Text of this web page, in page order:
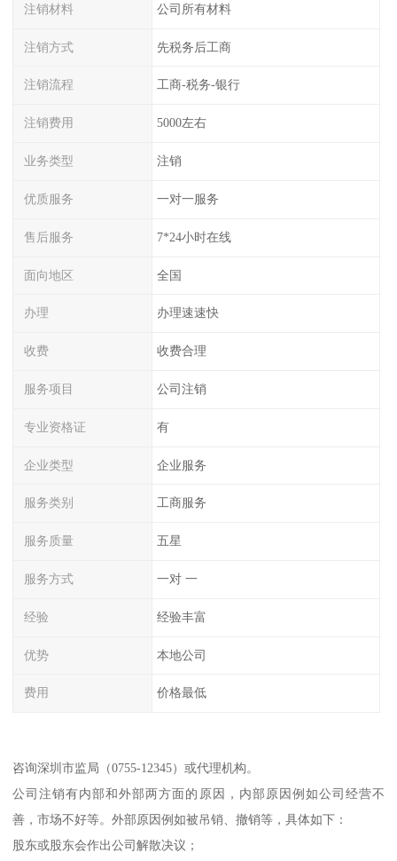
注销材料 公司所有材料
注销方式 先税务后工商
注销流程 工商-税务-银行
注销费用 5000左右
业务类型 注销
优质服务 一对一服务
售后服务 7*24小时在线
面向地区 全国
办理 办理速速快
收费 收费合理
服务项目 公司注销
专业资格证 有
企业类型 企业服务
服务类别 工商服务
服务质量 五星
服务方式 一对 一
经验 经验丰富
优势 本地公司
费用 价格最低
咨询深圳市监局（0755-12345）或代理机构。
公司注销有内部和外部两方面的原因，内部原因例如公司经营不
善，市场不好等。外部原因例如被吊销、撤销等，具体如下：
股东或股东会作出公司解散决议；